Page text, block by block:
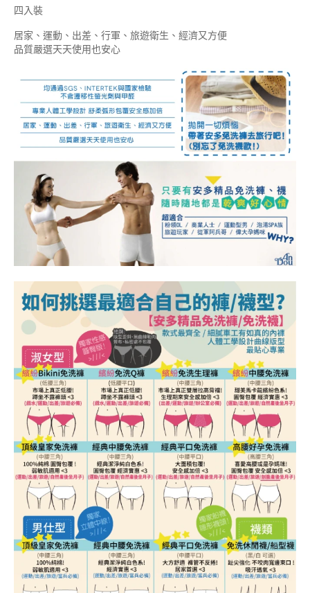
四入裝
居家、運動、出差、行軍、旅遊衛生、經濟又方便
品質嚴選天天使用也安心